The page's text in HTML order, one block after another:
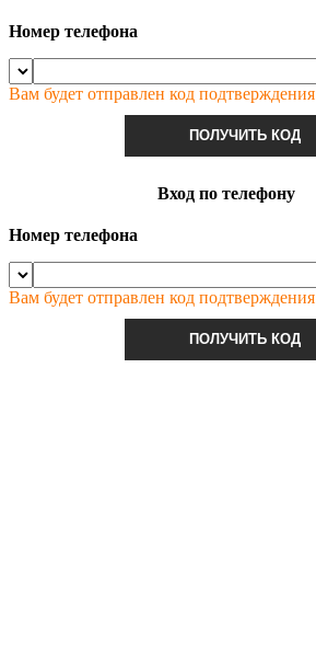
Номер телефона
Вам будет отправлен код подтверждения
ПОЛУЧИТЬ КОД
Вход по телефону
Номер телефона
Вам будет отправлен код подтверждения
ПОЛУЧИТЬ КОД